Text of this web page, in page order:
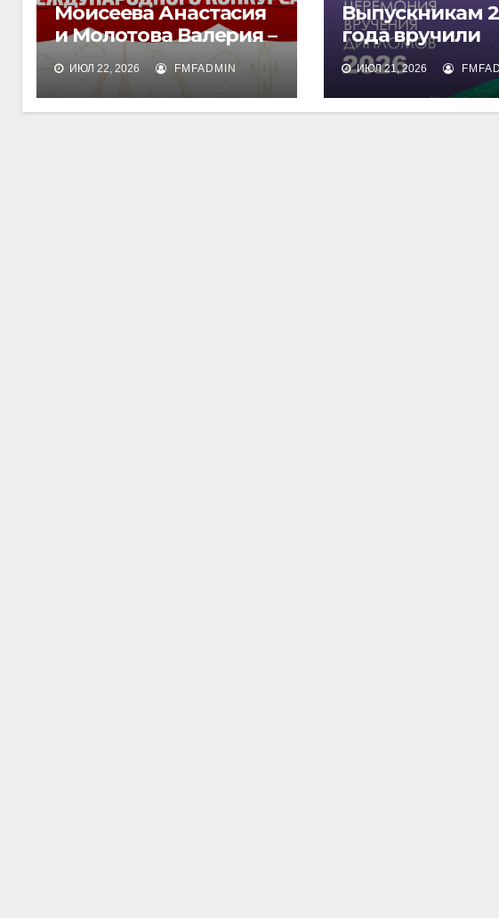
Моисеева Анастасия
и Молотова Валерия –
лауреаты
международного
конкурса талантов
ИЮЛ 22, 2026 FMFADMIN
Выпускникам
года вручили
дипломы о
образовании
ИЮЛ 21, 2026